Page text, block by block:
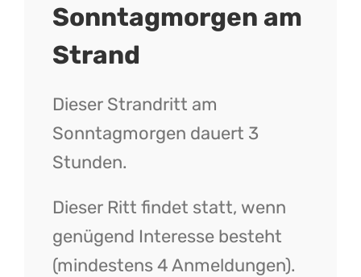
Sonntagmorgen am
Strand
Dieser Strandritt am
Sonntagmorgen dauert 3
Stunden.
Dieser Ritt findet statt, wenn
genügend Interesse besteht
(mindestens 4 Anmeldungen).